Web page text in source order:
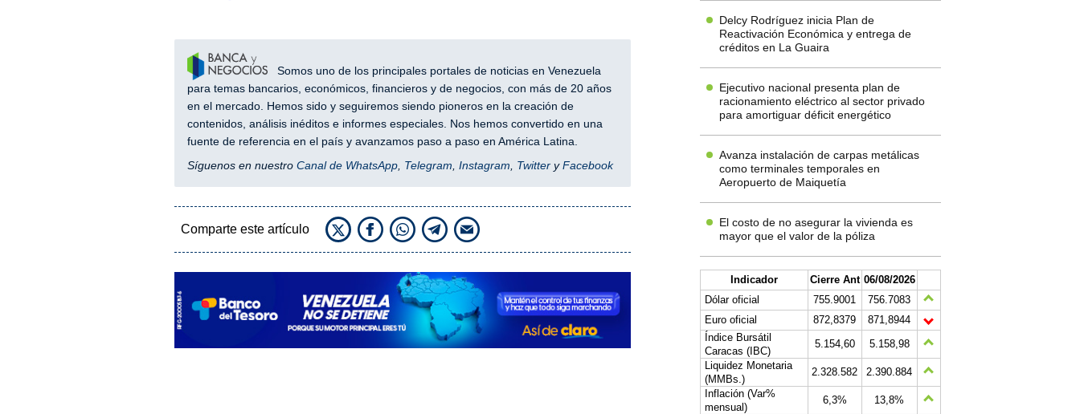
Somos uno de los principales portales de noticias en Venezuela
para temas bancarios, económicos, financieros y de negocios, con más de 20 años
en el mercado. Hemos sido y seguiremos siendo pioneros en la creación de
contenidos, análisis inéditos e informes especiales. Nos hemos convertido en una
fuente de referencia en el país y avanzamos paso a paso en América Latina.
Síguenos en nuestro Canal de WhatsApp, Telegram, Instagram, TwitteryFacebook
Comparte este artículo
Delcy Rodríguez inicia Plan de
Reactivación Económica y entrega de
créditos en La Guaira
Ejecutivo nacional presenta plan de
racionamiento eléctrico al sector privado
para amortiguar déficit energético
Avanza instalación de carpas metálicas
como terminales temporales en
Aeropuerto de Maiquetía
El costo de no asegurar la vivienda es
mayor que el valor de la póliza
Indicador Cierre Ant 06/08/2026
Dólar oficial
755.9001
756.7083
Euro oficial
872,8379
871,8944
Índice Bursátil
Caracas (IBC)
5.154,60
5.158,98
Liquidez Monetaria
(MMBs.)
2.328.582
2.390.884
Inflación (Var%
mensual)
6,3%
13,8%